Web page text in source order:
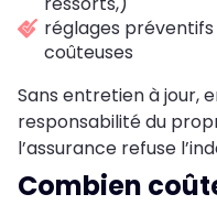
réglages
coûteuses
Sans entretien à jour,
responsabilité du
l’assurance refuse
Combien